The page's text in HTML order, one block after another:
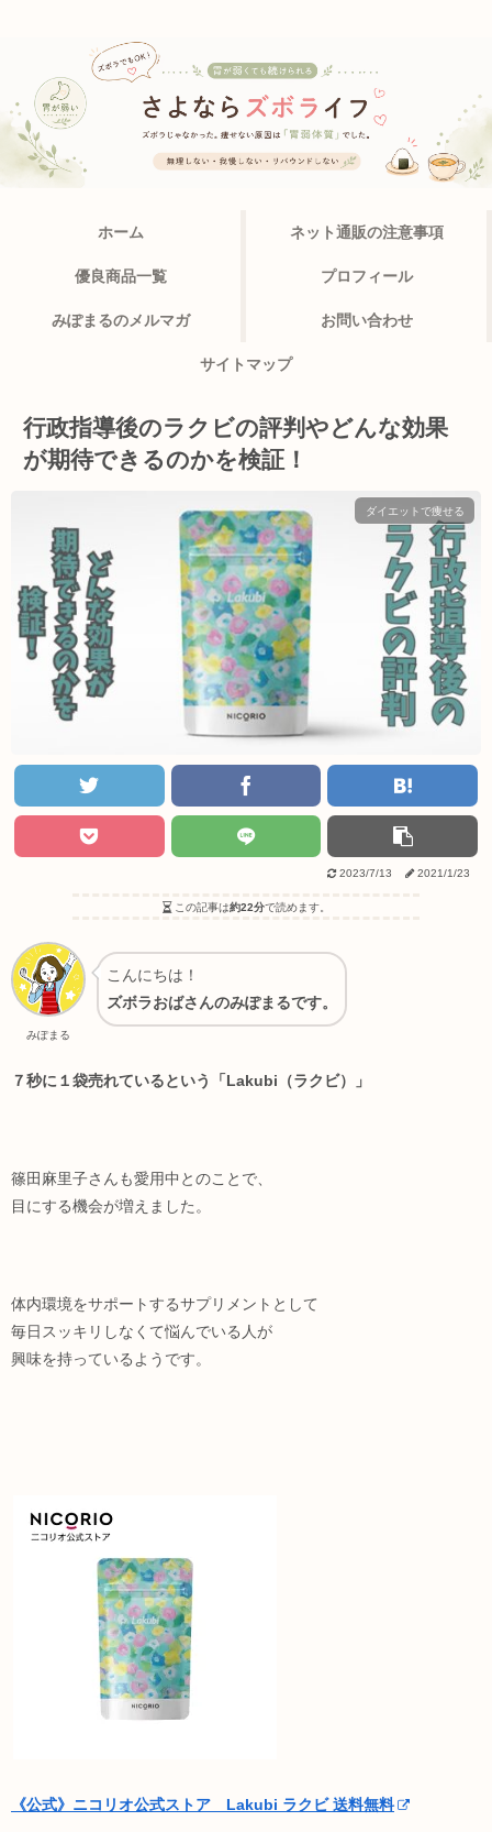
ホーム ネット通販の注意事項
優良商品一覧 プロフィール
みぽまるのメルマガ お問い合わせ
サイトマップ
行政指導後のラクビの評判やどんな効果
が期待できるのかを検証！
ダイエットで痩せる
2023/7/13 2021/1/23
この記事は約22分で読めます。
みぽまる
こんにちは！
ズボラおばさんのみぽまるです。
７秒に１袋売れているという「Lakubi（ラクビ）」
篠田麻里子さんも愛用中とのことで、
目にする機会が増えました。
体内環境をサポートするサプリメントとして
毎日スッキリしなくて悩んでいる人が
興味を持っているようです。
《公式》ニコリオ公式ストア Lakubi ラクビ 送料無料